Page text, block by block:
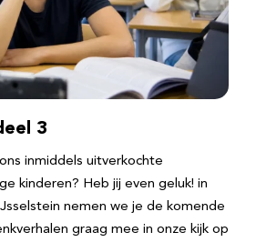
3
inmiddels uitverkochte
kinderen? Heb jij even geluk! in
nemen we je de komende
graag mee in onze kijk op